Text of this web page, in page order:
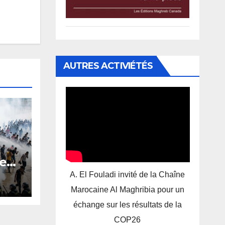
AUTRES ACTIVIÉTÉS
A. El Fouladi invité de la Chaîne
Marocaine Al Maghribia pour un
échange sur les résultats de la
COP26